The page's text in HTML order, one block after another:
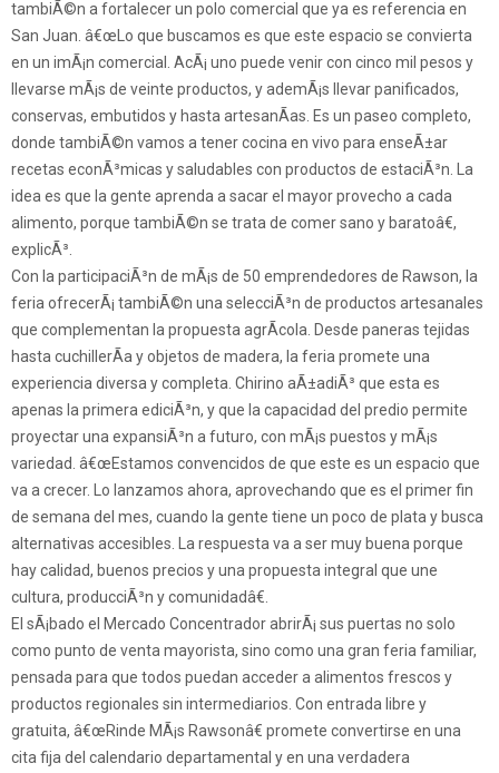
tambiÃ©n a fortalecer un polo comercial que ya es referencia en
San Juan. â€œLo que buscamos es que este espacio se convierta
en un imÃ¡n comercial. AcÃ¡ uno puede venir con cinco mil pesos y
llevarse mÃ¡s de veinte productos, y ademÃ¡s llevar panificados,
conservas, embutidos y hasta artesanÃ­as. Es un paseo completo,
donde tambiÃ©n vamos a tener cocina en vivo para enseÃ±ar
recetas econÃ³micas y saludables con productos de estaciÃ³n. La
idea es que la gente aprenda a sacar el mayor provecho a cada
alimento, porque tambiÃ©n se trata de comer sano y baratoâ€,
explicÃ³.
Con la participaciÃ³n de mÃ¡s de 50 emprendedores de Rawson, la
feria ofrecerÃ¡ tambiÃ©n una selecciÃ³n de productos artesanales
que complementan la propuesta agrÃ­cola. Desde paneras tejidas
hasta cuchillerÃ­a y objetos de madera, la feria promete una
experiencia diversa y completa. Chirino aÃ±adiÃ³ que esta es
apenas la primera ediciÃ³n, y que la capacidad del predio permite
proyectar una expansiÃ³n a futuro, con mÃ¡s puestos y mÃ¡s
variedad. â€œEstamos convencidos de que este es un espacio que
va a crecer. Lo lanzamos ahora, aprovechando que es el primer fin
de semana del mes, cuando la gente tiene un poco de plata y busca
alternativas accesibles. La respuesta va a ser muy buena porque
hay calidad, buenos precios y una propuesta integral que une
cultura, producciÃ³n y comunidadâ€.
El sÃ¡bado el Mercado Concentrador abrirÃ¡ sus puertas no solo
como punto de venta mayorista, sino como una gran feria familiar,
pensada para que todos puedan acceder a alimentos frescos y
productos regionales sin intermediarios. Con entrada libre y
gratuita, â€œRinde MÃ¡s Rawsonâ€ promete convertirse en una
cita fija del calendario departamental y en una verdadera